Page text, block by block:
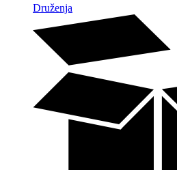
Druženja